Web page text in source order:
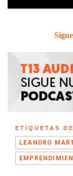
ETIQUETAS
LEANDRO